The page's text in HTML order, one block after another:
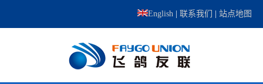
English |联系我们 |站点地图